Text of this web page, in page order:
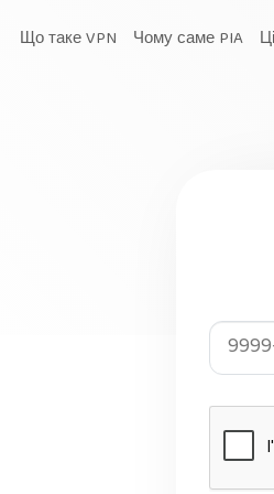
Що таке VPN Чому саме PIA